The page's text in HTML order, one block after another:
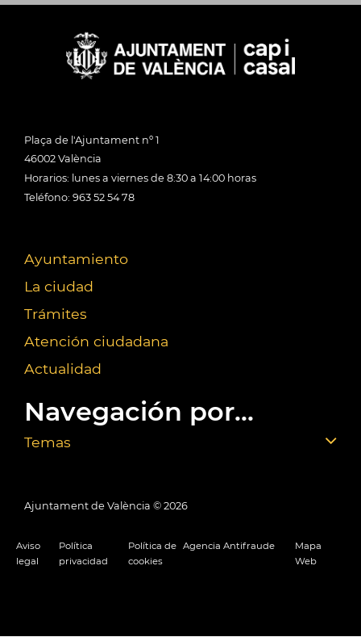
Plaça de l'Ajuntament nº 1
46002 València
Horarios: lunes a viernes de 8:30 a 14:00 horas
Teléfono: 963 52 54 78
Ayuntamiento
La ciudad
Trámites
Atención ciudadana
Actualidad
Navegación por...
Temas
Ajuntament de València © 2026
Aviso
legal
Política
privacidad
Política de
cookies
Agencia Antifraude
Mapa
Web